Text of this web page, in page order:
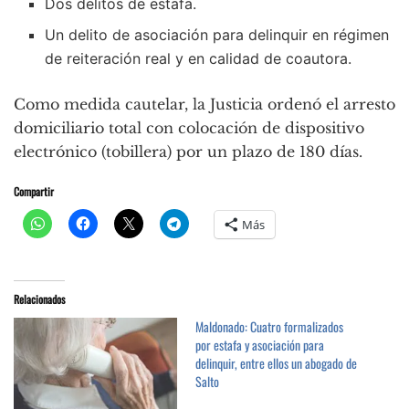
Dos delitos de estafa.
Un delito de asociación para delinquir en régimen
de reiteración real y en calidad de coautora.
Como medida cautelar, la Justicia ordenó el arresto
domiciliario total con colocación de dispositivo
electrónico (tobillera) por un plazo de 180 días.
Compartir
Más
Relacionados
Maldonado: Cuatro formalizados
por estafa y asociación para
delinquir, entre ellos un abogado de
Salto